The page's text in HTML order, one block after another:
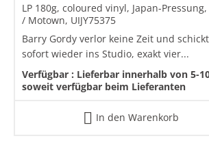
LP 180g, coloured vinyl, Japan-
/ Motown, UIJY75375
Barry Gordy verlor keine Zeit und
sofort wieder ins Studio, exakt vier...
Verfügbar : Lieferbar innerhalb von 5-
soweit verfügbar beim Lieferanten
In den Warenkorb